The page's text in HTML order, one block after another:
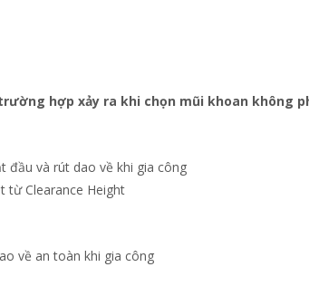
hợp xảy ra khi chọn mũi khoan không
đầu và rút dao về khi gia công
từ Clearance Height
về an toàn khi gia công